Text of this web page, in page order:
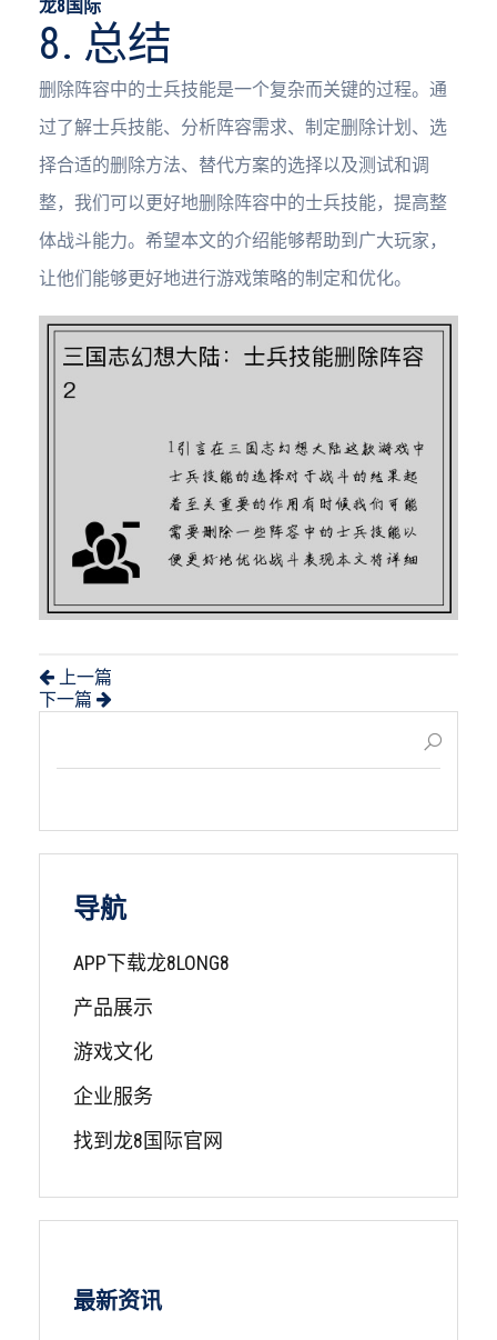
龙8国际
8. 总结
删除阵容中的士兵技能是一个复杂而关键的过程。通
过了解士兵技能、分析阵容需求、制定删除计划、选
择合适的删除方法、替代方案的选择以及测试和调
整，我们可以更好地删除阵容中的士兵技能，提高整
体战斗能力。希望本文的介绍能够帮助到广大玩家，
让他们能够更好地进行游戏策略的制定和优化。
上一篇
下一篇
导航
APP下载龙8LONG8
产品展示
游戏文化
企业服务
找到龙8国际官网
最新资讯